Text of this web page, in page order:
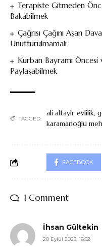
Terapiste Gitmeden
Bakabilmek
Çağrısı Çağını Aşan
Unutturulmamalı
Kurban Bayramı Öncesi
Paylaşabilmek
TAGGED:
ali altaylı, evlilik,
karamanoğlu
FACEBOOK
1 Comment
İhsan Gültekin
20 Eylül 2023, 18:52